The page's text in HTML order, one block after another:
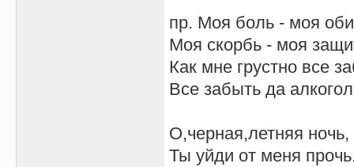
пр. Моя боль - моя
Моя скорбь - моя
Как мне грустно все
Все забыть да
О,черная,летняя ночь,
Ты уйди от меня